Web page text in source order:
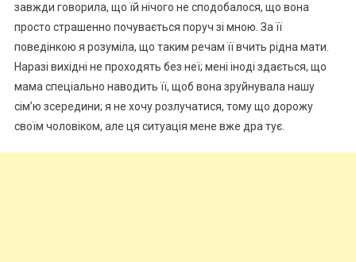
завжди говорила, що їй нічого не сподобалося, що вона
просто страшенно почувається поруч зі мною. За її
поведінкою я розуміла, що таким речам її вчить рідна мати.
Наразі вихідні не проходять без неї; мені іноді здається, що
мама спеціально наводить її, щоб вона зруйнувала нашу
сім’ю зсередини; я не хочу розлучатися, тому що дорожу
своїм чоловіком, але ця ситуація мене вже дра тує.